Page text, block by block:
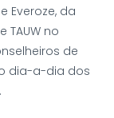
Everoze, da
TAUW no
de
dia-a-dia dos